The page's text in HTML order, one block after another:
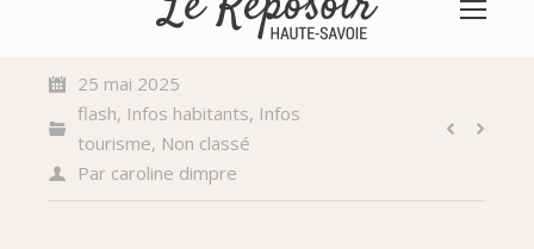
25 mai 2025
flash, Infos habitants, Infos
tourisme, Non classé
Par caroline dimpre